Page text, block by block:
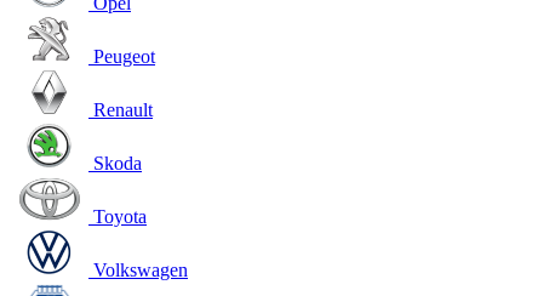
Peugeot
Renault
Skoda
Toyota
Volkswagen